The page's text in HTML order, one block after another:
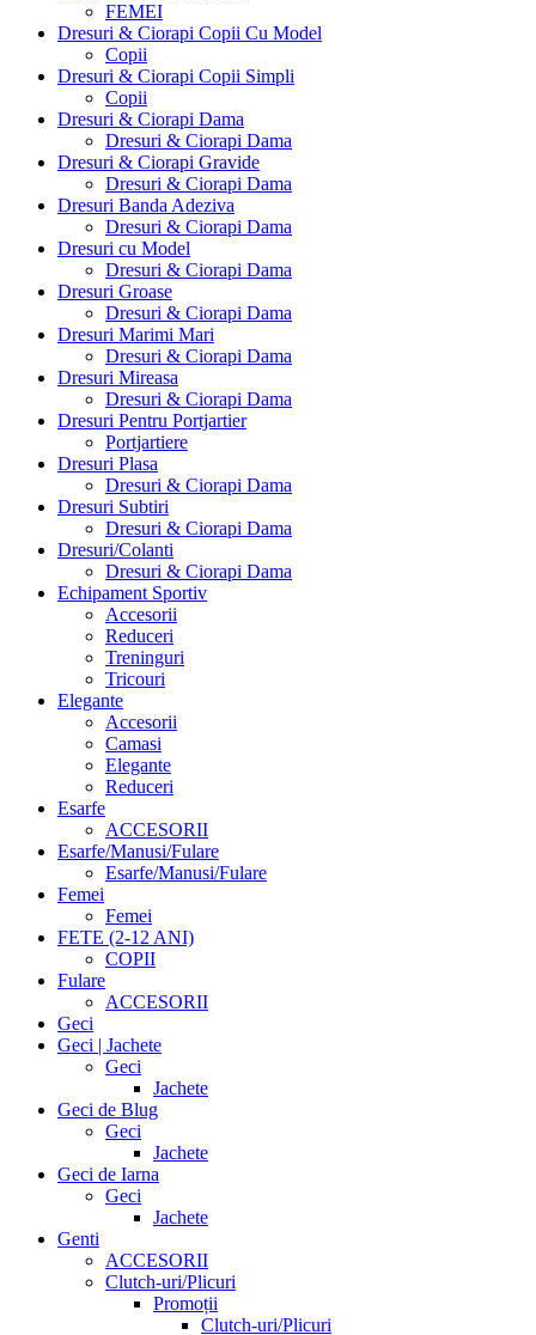
FEMEI
Dresuri & Ciorapi Copii Cu Model
Copii
Dresuri & Ciorapi Copii Simpli
Copii
Dresuri & Ciorapi Dama
Dresuri & Ciorapi Dama
Dresuri & Ciorapi Gravide
Dresuri & Ciorapi Dama
Dresuri Banda Adeziva
Dresuri & Ciorapi Dama
Dresuri cu Model
Dresuri & Ciorapi Dama
Dresuri Groase
Dresuri & Ciorapi Dama
Dresuri Marimi Mari
Dresuri & Ciorapi Dama
Dresuri Mireasa
Dresuri & Ciorapi Dama
Dresuri Pentru Portjartier
Portjartiere
Dresuri Plasa
Dresuri & Ciorapi Dama
Dresuri Subtiri
Dresuri & Ciorapi Dama
Dresuri/Colanti
Dresuri & Ciorapi Dama
Echipament Sportiv
Accesorii
Reduceri
Treninguri
Tricouri
Elegante
Accesorii
Camasi
Elegante
Reduceri
Esarfe
ACCESORII
Esarfe/Manusi/Fulare
Esarfe/Manusi/Fulare
Femei
Femei
FETE (2-12 ANI)
COPII
Fulare
ACCESORII
Geci
Geci | Jachete
Geci
Jachete
Geci de Blug
Geci
Jachete
Geci de Iarna
Geci
Jachete
Genti
ACCESORII
Clutch-uri/Plicuri
Promoții
Clutch-uri/Plicuri